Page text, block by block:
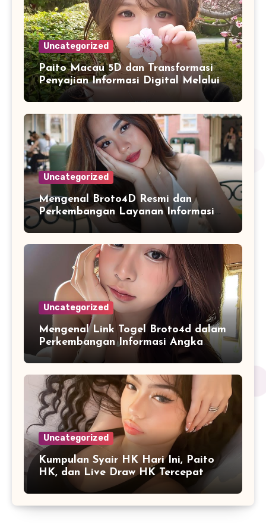
Uncategorized
Paito Macau 5D dan Transformasi
Penyajian Informasi Digital Melalui
Visualisasi Data Modern
Uncategorized
Mengenal Broto4D Resmi dan
Perkembangan Layanan Informasi
Berbasis Teknologi Modern
Uncategorized
Mengenal Link Togel Broto4d dalam
Perkembangan Informasi Angka
Digital
Uncategorized
Kumpulan Syair HK Hari Ini, Paito
HK, dan Live Draw HK Tercepat